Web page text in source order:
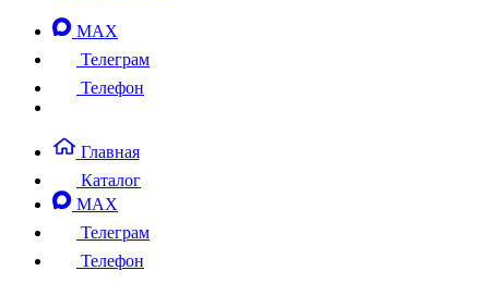
MAX
Телеграм
Телефон
Главная
Каталог
MAX
Телеграм
Телефон